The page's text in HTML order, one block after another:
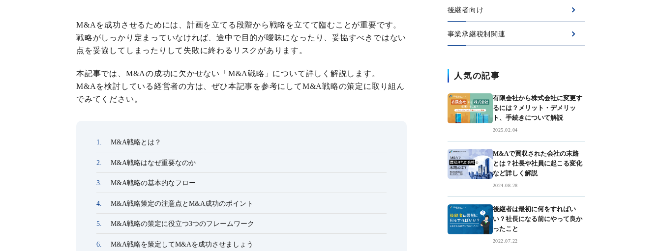
M&Aを成功させるためには、計画を立てる段階から戦略を立てて臨むことが重要です。
戦略がしっかり定まっていなければ、途中で目的が曖昧になったり、妥協すべきではない
点を妥協してしまったりして失敗に終わるリスクがあります。
本記事では、M&Aの成功に欠かせない「M&A戦略」について詳しく解説します。
M&Aを検討している経営者の方は、ぜひ本記事を参考にしてM&A戦略の策定に取り組ん
でみてください。
M&A戦略とは？
M&A戦略はなぜ重要なのか
M&A戦略の基本的なフロー
M&A戦略策定の注意点とM&A成功のポイント
M&A戦略の策定に役立つ3つのフレームワーク
M&A戦略を策定してM&Aを成功させましょう
後継者向け
事業承継税制関連
人気の記事
有限会社から株式会社に変更す
るには？メリット・デメリッ
ト、手続きについて解説
2025.02.04
M&Aで買収された会社の末路
とは？社長や社員に起こる変化
など詳しく解説
2024.08.28
後継者は最初に何をすればい
い？社長になる前にやって良か
ったこと
2022.07.22